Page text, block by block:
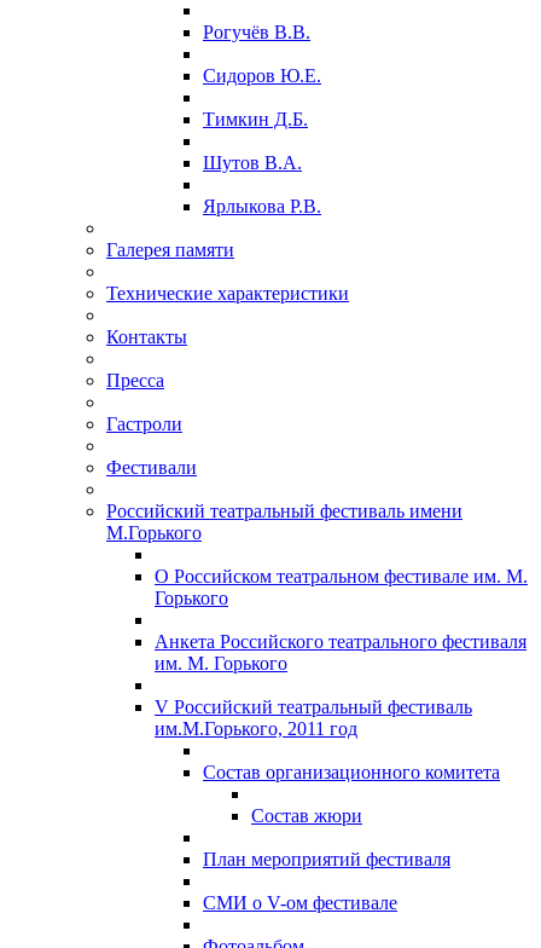
Рогучёв В.В.
Сидоров Ю.Е.
Тимкин Д.Б.
Шутов В.А.
Ярлыкова Р.В.
Галерея памяти
Технические характеристики
Контакты
Пресса
Гастроли
Фестивали
Российский театральный фестиваль имени
М.Горького
О Российском театральном фестивале им. М.
Горького
Анкета Российского театрального фестиваля
им. М. Горького
V Российский театральный фестиваль
им.М.Горького, 2011 год
Состав организационного комитета
Состав жюри
План мероприятий фестиваля
СМИ о V-ом фестивале